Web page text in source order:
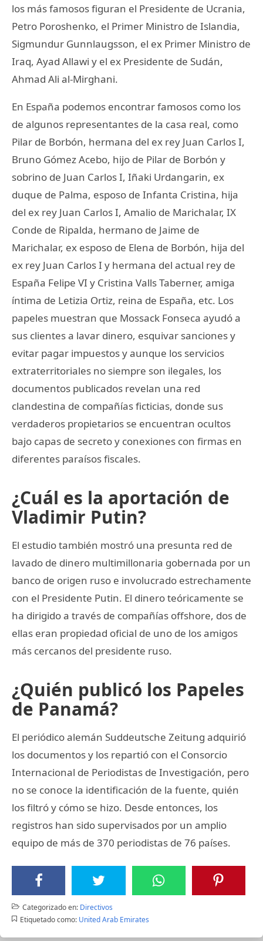
los más famosos figuran el Presidente de Ucrania,
Petro Poroshenko, el Primer Ministro de Islandia,
Sigmundur Gunnlaugsson, el ex Primer Ministro de
Iraq, Ayad Allawi y el ex Presidente de Sudán,
Ahmad Ali al-Mirghani.
En España podemos encontrar famosos como los
de algunos representantes de la casa real, como
Pilar de Borbón, hermana del ex rey Juan Carlos I,
Bruno Gómez Acebo, hijo de Pilar de Borbón y
sobrino de Juan Carlos I, Iñaki Urdangarin, ex
duque de Palma, esposo de Infanta Cristina, hija
del ex rey Juan Carlos I, Amalio de Marichalar, IX
Conde de Ripalda, hermano de Jaime de
Marichalar, ex esposo de Elena de Borbón, hija del
ex rey Juan Carlos I y hermana del actual rey de
España Felipe VI y Cristina Valls Taberner, amiga
íntima de Letizia Ortiz, reina de España, etc. Los
papeles muestran que Mossack Fonseca ayudó a
sus clientes a lavar dinero, esquivar sanciones y
evitar pagar impuestos y aunque los servicios
extraterritoriales no siempre son ilegales, los
documentos publicados revelan una red
clandestina de compañías ficticias, donde sus
verdaderos propietarios se encuentran ocultos
bajo capas de secreto y conexiones con firmas en
diferentes paraísos fiscales.
¿Cuál es la aportación de
Vladimir Putin?
El estudio también mostró una presunta red de
lavado de dinero multimillonaria gobernada por un
banco de origen ruso e involucrado estrechamente
con el Presidente Putin. El dinero teóricamente se
ha dirigido a través de compañías offshore, dos de
ellas eran propiedad oficial de uno de los amigos
más cercanos del presidente ruso.
¿Quién publicó los Papeles
de Panamá?
El periódico alemán Suddeutsche Zeitung adquirió
los documentos y los repartió con el Consorcio
Internacional de Periodistas de Investigación, pero
no se conoce la identificación de la fuente, quién
los filtró y cómo se hizo. Desde entonces, los
registros han sido supervisados por un amplio
equipo de más de 370 periodistas de 76 países.
Categorizado en: Directivos
Etiquetado como: United Arab Emirates